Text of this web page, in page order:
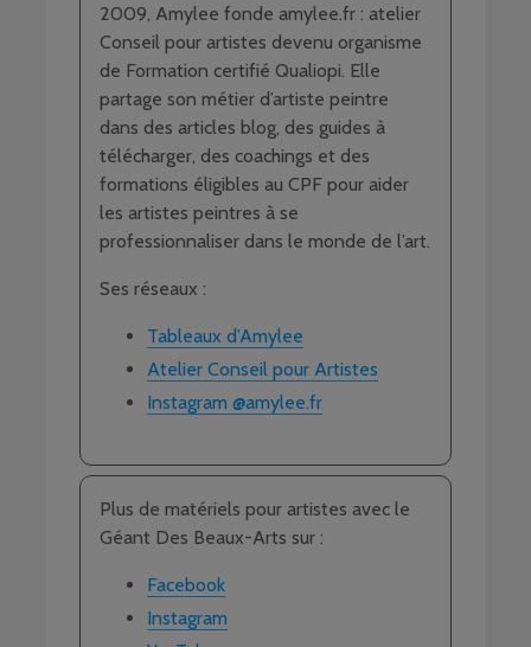
2009, Amylee fonde amylee.fr : atelier
Conseil pour artistes devenu organisme
de Formation certifié Qualiopi. Elle
partage son métier d’artiste peintre
dans des articles blog, des guides à
télécharger, des coachings et des
formations éligibles au CPF pour aider
les artistes peintres à se
professionnaliser dans le monde de l’art.
Ses réseaux :
Tableaux d’Amylee
Atelier Conseil pour Artistes
Instagram @amylee.fr
Plus de matériels pour artistes avec le
Géant Des Beaux-Arts sur :
Facebook
Instagram